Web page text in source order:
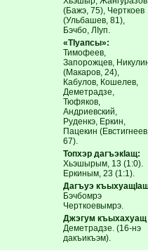
(Бажэ, 75), Черткоев
(Ульбашев, 81),
Бэчбо, ЛIуп.
«ТIуапсы»:
Тимофеев,
Запорожцев,
(Макаров, 24),
Кабулов, Кошелев,
Деметрадзе,
Тюфяков,
Андриевский,
Руденкэ, Еркин,
Пацекин
67).
Топхэр дагъэкIащ:
Хьэшырым, 13 (1:0).
Еркиным, 23 (1:1).
Дагъуэ
Бэчбомрэ
Черткоевымрэ.
Джэгум къыхахуащ
Деметрадзе. (16-нэ
дакъикъэм).